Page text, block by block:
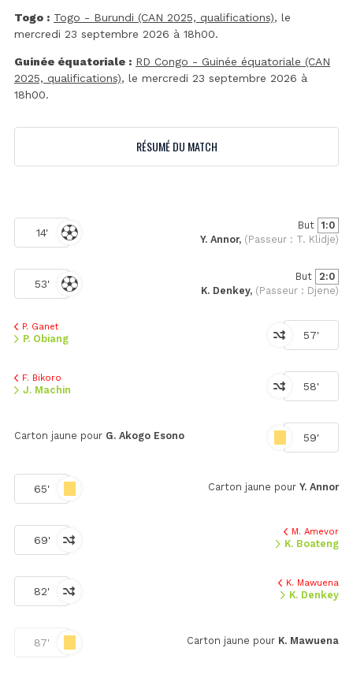
Togo : Togo - Burundi (CAN 2025, qualifications), le
mercredi 23 septembre 2026 à 18h00.
Guinée équatoriale : RD Congo - Guinée équatoriale (CAN
2025, qualifications), le mercredi 23 septembre 2026 à
18h00.
RÉSUMÉ DU MATCH
14'
But 1:0
Y. Annor, (Passeur : T. Klidje)
53'
But 2:0
K. Denkey, (Passeur : Djene)
57'
P. Ganet
P. Obiang
58'
F. Bikoro
J. Machin
59'
Carton jaune pour G. Akogo Esono
65' Carton jaune pour Y. Annor
69'
M. Amevor
K. Boateng
82'
K. Mawuena
K. Denkey
87' Carton jaune pour K. Mawuena